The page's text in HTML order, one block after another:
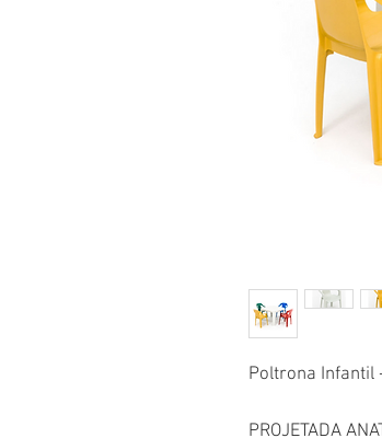
Poltrona Infantil
PROJETADA